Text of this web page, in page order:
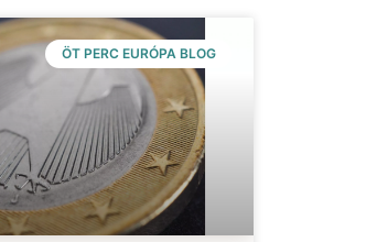
ÖT PERC EURÓPA BLOG